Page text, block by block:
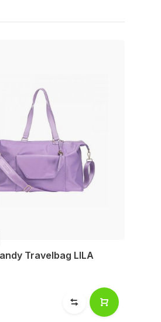
Travelbag LILA